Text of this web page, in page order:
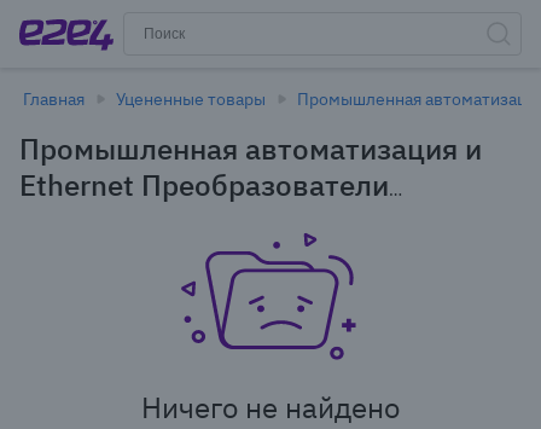
Главная Уцененные товары Промышленная
Промышленная автоматизация и
Ethernet Преобразователи
уцененные товары
Ничего не найдено